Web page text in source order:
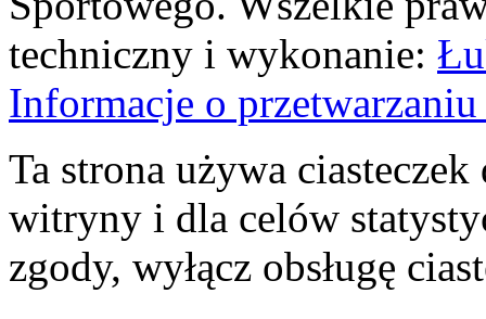
techniczny i wykonanie:
Informacje o
Ta strona używa
witryny i dla celów
zgody, wyłącz obsługę